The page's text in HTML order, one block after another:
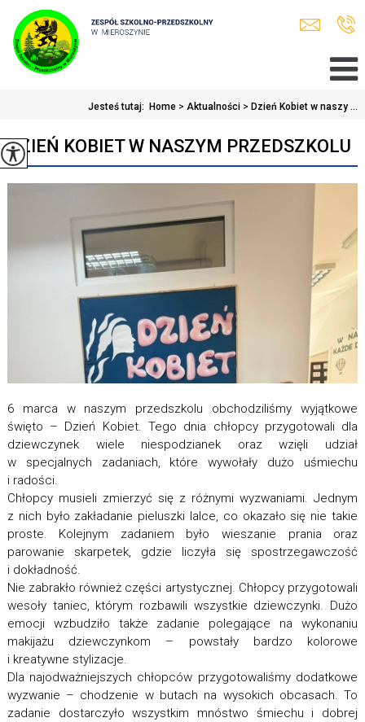
Jesteś tutaj: Home > Aktualności > Dzień Kobiet w naszy ...
DZIEŃ KOBIET W NASZYM PRZEDSZKOLU
6 marca w naszym przedszkolu obchodziliśmy wyjątkowe
święto – Dzień Kobiet. Tego dnia chłopcy przygotowali dla
dziewczynek wiele niespodzianek oraz wzięli udział
w specjalnych zadaniach, które wywołały dużo uśmiechu
i radości.
Chłopcy musieli zmierzyć się z różnymi wyzwaniami. Jednym
z nich było zakładanie pieluszki lalce, co okazało się nie takie
proste. Kolejnym zadaniem było wieszanie prania oraz
parowanie skarpetek, gdzie liczyła się spostrzegawczość
i dokładność.
Nie zabrakło również części artystycznej. Chłopcy przygotowali
wesoły taniec, którym rozbawili wszystkie dziewczynki. Dużo
emocji wzbudziło także zadanie polegające na wykonaniu
makijażu dziewczynkom – powstały bardzo kolorowe
i kreatywne stylizacje.
Dla najodważniejszych chłopców przygotowaliśmy dodatkowe
wyzwanie – chodzenie w butach na wysokich obcasach. To
zadanie dostarczyło wszystkim mnóstwo śmiechu i dobrej